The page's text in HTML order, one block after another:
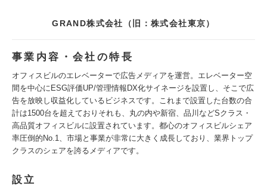
GRAND株式会社（旧：株式会社東京）
事業内容・会社の特長
オフィスビルのエレベーターで広告メディアを運営。エレベーター空
間を中心にESG評価UP/管理情報DX化サイネージを設置し、そこで広
告を放映し収益化しているビジネスです。これまで設置した台数の合
計は1500台を超えておりそれも、丸の内や新宿、品川などSクラス・
高品質オフィスビルに設置されています。都心のオフィスビルシェア
率圧倒的No.1、市場と事業が非常に大きく成長しており、業界トップ
クラスのシェアを誇るメディアです。
設立